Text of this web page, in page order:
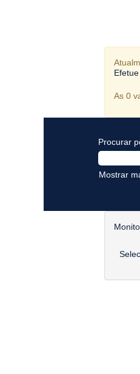
As 0
Procurar
Mostrar